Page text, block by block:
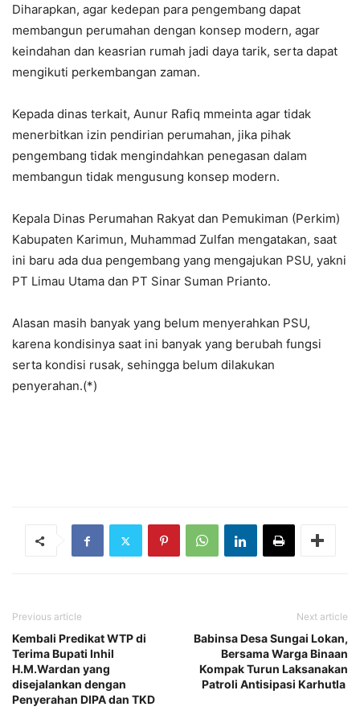
Diharapkan, agar kedepan para pengembang dapat
membangun perumahan dengan konsep modern, agar
keindahan dan keasrian rumah jadi daya tarik, serta dapat
mengikuti perkembangan zaman.
Kepada dinas terkait, Aunur Rafiq mmeinta agar tidak
menerbitkan izin pendirian perumahan, jika pihak
pengembang tidak mengindahkan penegasan dalam
membangun tidak mengusung konsep modern.
Kepala Dinas Perumahan Rakyat dan Pemukiman (Perkim)
Kabupaten Karimun, Muhammad Zulfan mengatakan, saat
ini baru ada dua pengembang yang mengajukan PSU, yakni
PT Limau Utama dan PT Sinar Suman Prianto.
Alasan masih banyak yang belum menyerahkan PSU,
karena kondisinya saat ini banyak yang berubah fungsi
serta kondisi rusak, sehingga belum dilakukan
penyerahan.(*)
Previous article
Kembali Predikat WTP di
Terima Bupati Inhil
H.M.Wardan yang
disejalankan dengan
Penyerahan DIPA dan TKD
Next article
Babinsa Desa Sungai Lokan,
Bersama Warga Binaan
Kompak Turun Laksanakan
Patroli Antisipasi Karhutla